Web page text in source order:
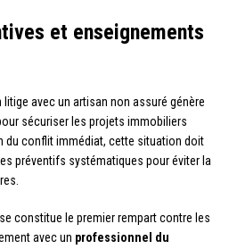
et enseignements
litige avec un artisan non assuré génère
sécuriser les projets immobiliers
du conflit immédiat, cette situation doit
préventifs systématiques pour éviter la
constitue le premier rempart contre les
avec un professionnel du